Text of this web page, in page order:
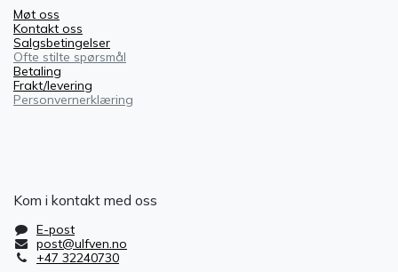
Møt oss
Kontakt oss
Salgsbetingelser
Ofte stilte spørsmål
Betaling
Frakt/levering
Personvernerklæring
Kom i kontakt med oss
E-post
post@ulfven.no
+47 32240730